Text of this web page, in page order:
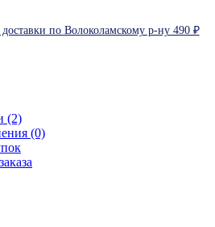
по Волоколамскому р-ну 490 ₽
(2)
(0)